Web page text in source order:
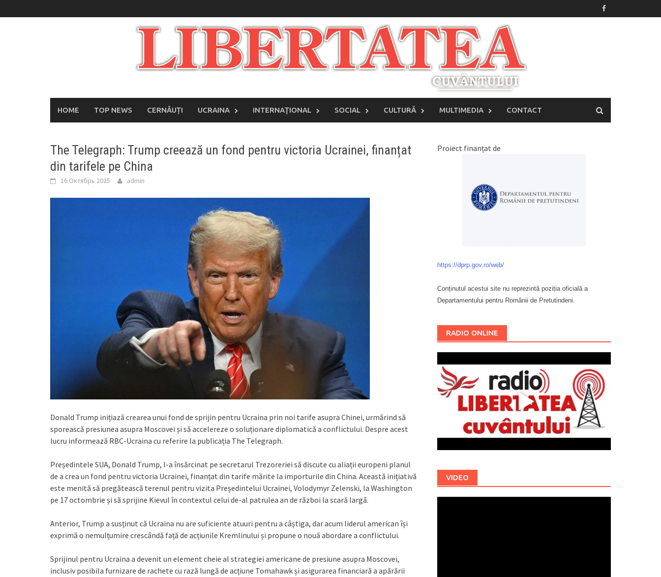
to
HOME TOP NEWS CERNĂUȚI UCRAINA INTERNAŢIONAL SOCIAL CULTURĂ MULTIMEDIA CONTACT
The Telegraph: Trump creează un fond pentru victoria Ucrainei, finanțat
din tarifele pe China
16 Октябрь 2025 admin
Donald Trump inițiază crearea unui fond de sprijin pentru Ucraina prin noi tarife asupra Chinei, urmărind să
sporească presiunea asupra Moscovei și să accelereze o soluționare diplomatică a conflictului. Despre acest
lucru informează RBC-Ucraina cu referire la publicația The Telegraph.
Președintele SUA, Donald Trump, l-a însărcinat pe secretarul Trezoreriei să discute cu aliații europeni planul
de a crea un fond pentru victoria Ucrainei, finanțat din tarife mărite la importurile din China. Această inițiativă
este menită să pregătească terenul pentru vizita Președintelui Ucrainei, Volodymyr Zelenski, la Washington
pe 17 octombrie și să sprijine Kievul în contextul celui de-al patrulea an de război la scară largă.
Anterior, Trump a susținut că Ucraina nu are suficiente atuuri pentru a câștiga, dar acum liderul american își
exprimă o nemulțumire crescândă față de acțiunile Kremlinului și propune o nouă abordare a conflictului.
Sprijinul pentru Ucraina a devenit un element cheie al strategiei americane de presiune asupra Moscovei,
inclusiv posibila furnizare de rachete cu rază lungă de acțiune Tomahawk și asigurarea financiară a apărării
Proiect finanțat de
https://dprp.gov.ro/web/
Conținutul acestui site nu reprezintă poziția oficială a
Departamentului pentru Românii de Pretutindeni.
RADIO ONLINE
VIDEO